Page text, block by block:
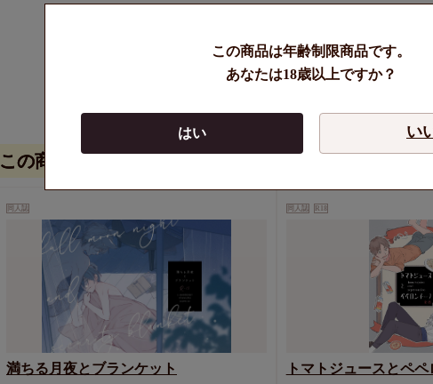
この商品を見ている人はこちらもチェックされてます！
同人誌
満ちる月夜とブランケット
同人誌 R18
トマトジュースとペ
この商品は年齢制限商品です。
あなたは18歳以上ですか？
はい い